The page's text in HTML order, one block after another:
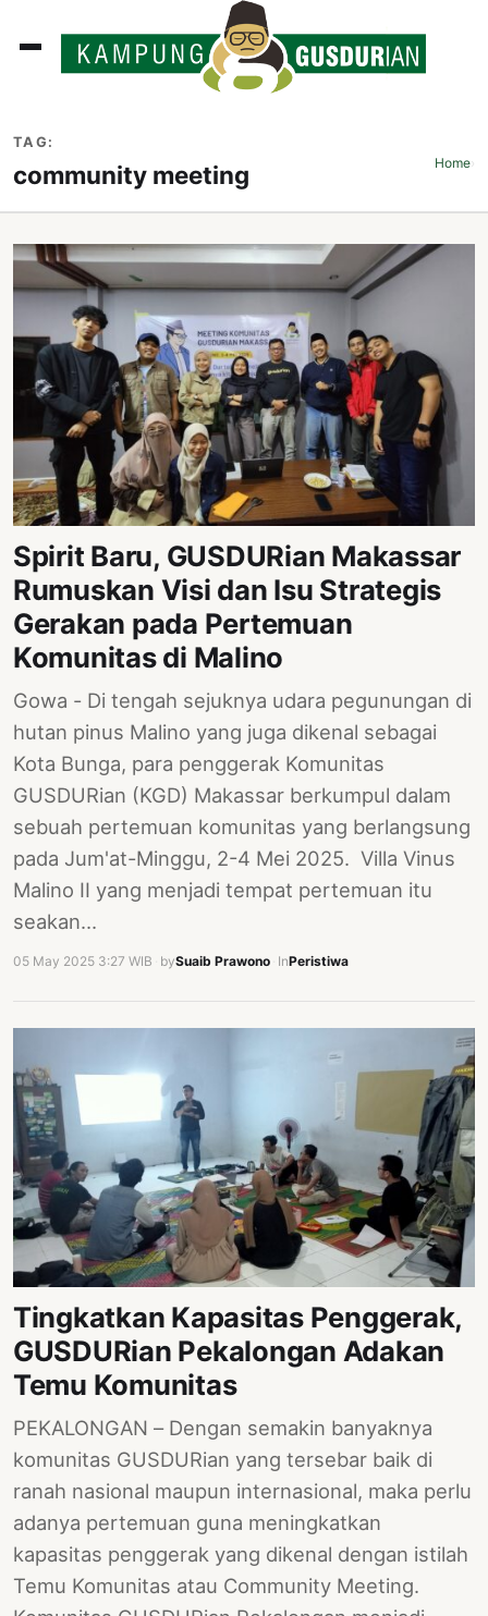
TAG:
community meeting Home›
Spirit Baru, GUSDURian Makassar
Rumuskan Visi dan Isu Strategis
Gerakan pada Pertemuan
Komunitas di Malino
Gowa - Di tengah sejuknya udara pegunungan di
hutan pinus Malino yang juga dikenal sebagai
Kota Bunga, para penggerak Komunitas
GUSDURian (KGD) Makassar berkumpul dalam
sebuah pertemuan komunitas yang berlangsung
pada Jum'at-Minggu, 2-4 Mei 2025. Villa Vinus
Malino II yang menjadi tempat pertemuan itu
seakan…
05 May 2025 3:27 WIB bySuaib Prawono InPeristiwa
Tingkatkan Kapasitas Penggerak,
GUSDURian Pekalongan Adakan
Temu Komunitas
PEKALONGAN – Dengan semakin banyaknya
komunitas GUSDURian yang tersebar baik di
ranah nasional maupun internasional, maka perlu
adanya pertemuan guna meningkatkan
kapasitas penggerak yang dikenal dengan istilah
Temu Komunitas atau Community Meeting.